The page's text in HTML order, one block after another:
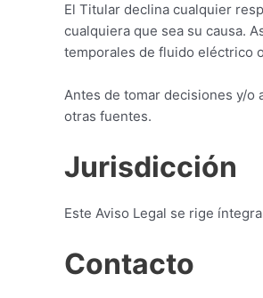
El Titular declina cualquier
cualquiera que sea su causa.
temporales de fluido eléctrico
Antes de tomar decisiones y/o
otras fuentes.
Jurisdicción
Este Aviso Legal se rige
Contacto